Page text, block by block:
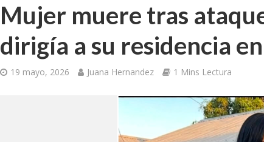
Mujer muere tras
dirigía a su residencia
19 mayo, 2026 Juana Hernandez 1 Mins Lectura